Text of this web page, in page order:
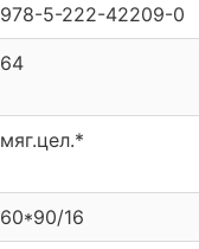
978-5-222-42209-0
64
мяг.цел.*
60*90/16